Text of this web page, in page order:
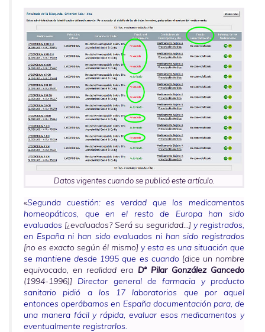
Datos vigentes cuando se publicó este artículo.
«Segunda cuestión: es verdad que los medicamentos
homeopáticos, que en el resto de Europa han sido
evaluados [¿evaluados? Será su seguridad…] y registrados,
en España ni han sido evaluados ni han sido registrados
[no es exacto según él mismo] y esta es una situación que
se mantiene desde 1995 que es cuando[dice un nombre
equivocado, en realidad era Dª Pilar González Gancedo
(1994-1996)] Director general de farmacia y producto
sanitario pidió a los 17 laboratorios que por aquel
entonces operábamos en España documentación para, de
una manera fácil y rápida, evaluar esos medicamentos y
eventualmente registrarlos.